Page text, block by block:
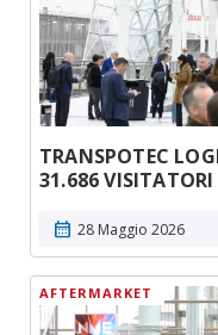
TRANSPOTEC
31.686 VISITATORI
calendar_month 28 Maggio 2026
AFTERMARKET